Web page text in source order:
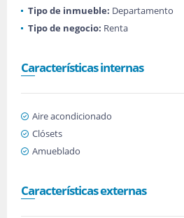
Tipo de inmueble: Departamento
Tipo de negocio: Renta
Características internas
Aire acondicionado
Clósets
Amueblado
Características externas